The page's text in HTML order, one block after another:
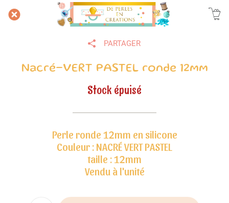
PARTAGER
Nacré-VERT PASTEL ronde 12mm
Stock épuisé
Perle ronde 12mm en silicone
Couleur : NACRÉ VERT PASTEL
taille : 12mm
Vendu à l'unité